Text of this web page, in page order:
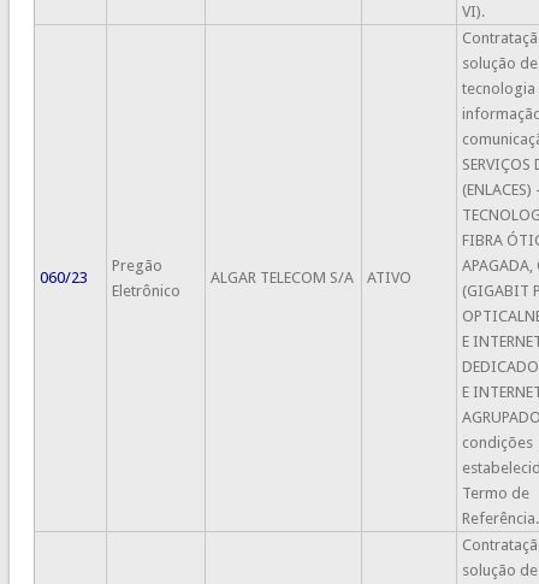
VI).
060/23
Pregão
Eletrônico
ALGAR TELECOM S/A ATIVO
solução de
tecnologia
SERVIÇOS
(ENLACES)
FIBRA
APAGADA,
(GIGABIT
E
E
condições
Termo de
Referência.
solução de